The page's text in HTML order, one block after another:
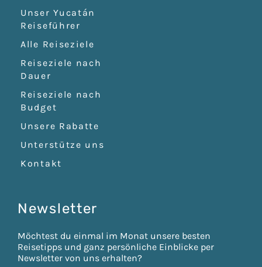
Unser Yucatán
Reiseführer
Alle Reiseziele
Reiseziele nach
Dauer
Reiseziele nach
Budget
Unsere Rabatte
Unterstütze uns
Kontakt
Newsletter
Möchtest du einmal im Monat unsere besten
Reisetipps und ganz persönliche Einblicke per
Newsletter von uns erhalten?